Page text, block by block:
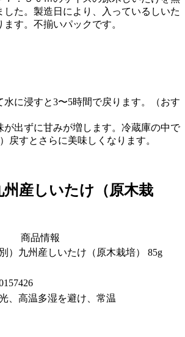
した。製造日により、入っているしいた
す。不揃いパックです。
水に浸すと3〜5時間で戻ります。（おす
が出ずに甘みが増します。冷蔵庫の中で
戻すとさらに美味しくなります。
州産しいたけ（原木栽
商品情報
別）九州産しいたけ（原木栽培） 85g
、高温多湿を避け、常温